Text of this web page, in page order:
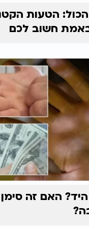
הכול: הטעות
חשוב לכם
האם זה סימן